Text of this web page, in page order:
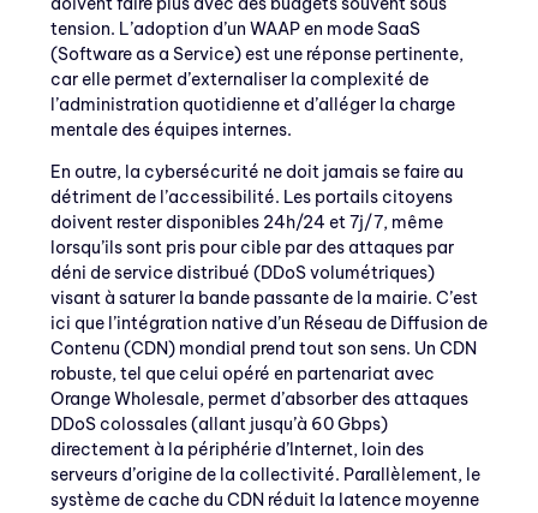
tension. L’adoption d’un WAAP en mode SaaS
(Software as a Service) est une réponse pertinente,
car elle permet d’externaliser la complexité de
l’administration quotidienne et d’alléger la charge
mentale des équipes internes.
En outre, la cybersécurité ne doit jamais se faire au
détriment de l’accessibilité. Les portails citoyens
doivent rester disponibles 24h/24 et 7j/7, même
lorsqu’ils sont pris pour cible par des attaques par
déni de service distribué (DDoS volumétriques)
visant à saturer la bande passante de la mairie. C’est
ici que l’intégration native d’un Réseau de Diffusion de
Contenu (CDN) mondial prend tout son sens. Un CDN
robuste, tel que celui opéré en partenariat avec
Orange Wholesale, permet d’absorber des attaques
DDoS colossales (allant jusqu’à 60 Gbps)
directement à la périphérie d’Internet, loin des
serveurs d’origine de la collectivité. Parallèlement, le
système de cache du CDN réduit la latence moyenne